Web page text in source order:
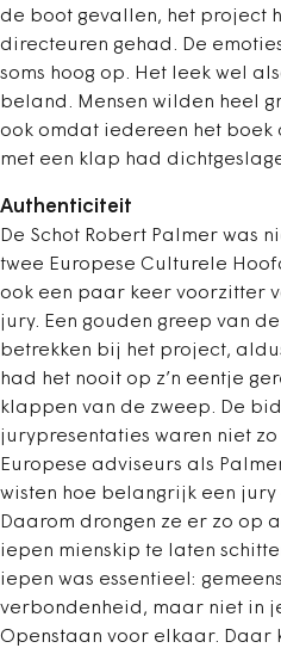
de boot gevallen, het project
directeuren gehad. De
soms hoog op. Het leek wel
beland. Mensen wilden heel
ook omdat iedereen het boek
met een klap had
Authenticiteit
De Schot Robert Palmer was
twee Europese Culturele
ook een paar keer voorzitter
jury. Een gouden greep van
betrekken bij het project,
had het nooit op z’n eentje
klappen van de zweep. De
jurypresentaties waren niet
Europese adviseurs als
wisten hoe belangrijk een
Daarom drongen ze er zo op
iepen mienskip te laten
iepen was essentieel:
verbondenheid, maar niet in
Openstaan voor elkaar. Daar